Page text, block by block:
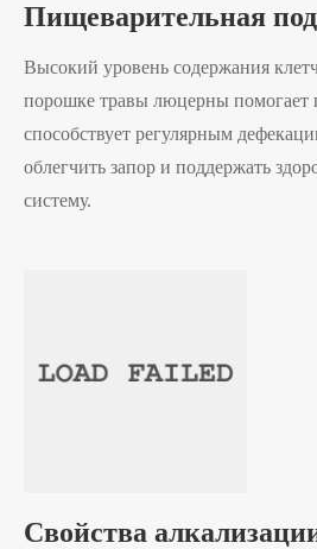
Пищеварительная
Высокий уровень содержания
порошке травы люцерны
способствует регулярным
облегчить запор и поддержать
систему.
Свойства